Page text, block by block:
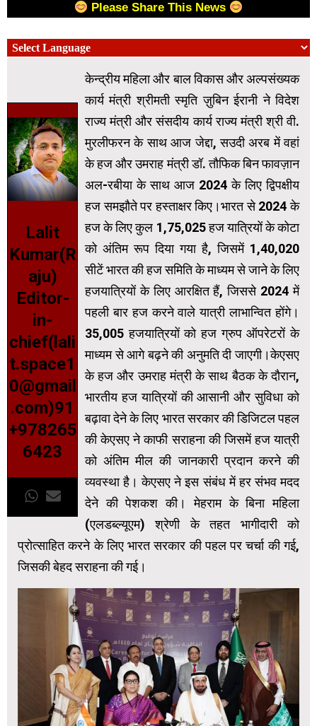
Please Share This News
Lalit
Kumar(R
aju)
Editor-
in-
chief(lali
t.space1
0@gmail
.com)91
+978265
6423
केन्‍द्रीय महिला और बाल विकास और अल्पसंख्यक
कार्य मंत्री श्रीमती स्‍मृति ज़ुबिन ईरानी ने विदेश
राज्‍य मंत्री और संसदीय कार्य राज्य मंत्री श्री वी.
मुरलीफरन के साथ आज जेद्दा, सउदी अरब में वहां
के हज और उमराह मंत्री डॉ. तौफिक बिन फावज़ान
अल-रबीया के साथ आज 2024 के लिए द्विपक्षीय
हज समझौते पर हस्‍ताक्षर किए।भारत से 2024 के
हज के लिए कुल 1,75,025 हज यात्रियों के कोटा
को अंतिम रूप दिया गया है, जिसमें 1,40,020
सीटें भारत की हज समिति के माध्यम से जाने के लिए
हजयात्रियों के लिए आरक्षित हैं, जिससे 2024 में
पहली बार हज करने वाले यात्री लाभान्वित होंगे।
35,005 हजयात्रियों को हज ग्रुप ऑपरेटरों के
माध्यम से आगे बढ़ने की अनुमति दी जाएगी।केएसए
के हज और उमराह मंत्री के साथ बैठक के दौरान,
भारतीय हज यात्रियों की आसानी और सुविधा को
बढ़ावा देने के लिए भारत सरकार की डिजिटल पहल
की केएसए ने काफी सराहना की जिसमें हज यात्री
को अंतिम मील की जानकारी प्रदान करने की
व्‍यवस्‍था है। केएसए ने इस संबंध में हर संभव मदद
देने की पेशकश की। मेहराम के बिना महिला
(एलडब्‍ल्‍यूएम) श्रेणी के तहत भागीदारी को
प्रोत्साहित करने के लिए भारत सरकार की पहल पर चर्चा की गई,
जिसकी बेहद सराहना की गई।